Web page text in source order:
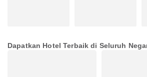
Dapatkan Hotel Terbaik di Seluruh